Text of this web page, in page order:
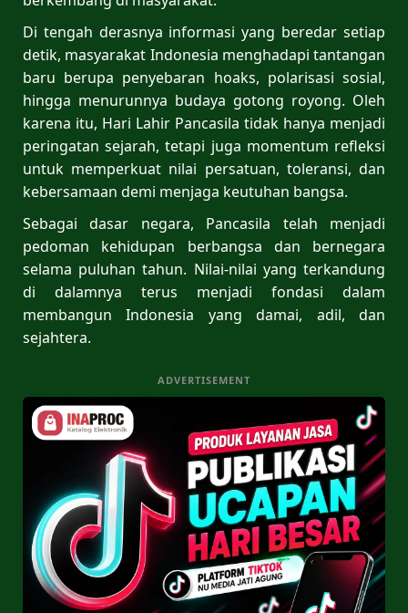
Di tengah derasnya informasi yang beredar setiap
detik, masyarakat Indonesia menghadapi tantangan
baru berupa penyebaran hoaks, polarisasi sosial,
hingga menurunnya budaya gotong royong. Oleh
karena itu, Hari Lahir Pancasila tidak hanya menjadi
peringatan sejarah, tetapi juga momentum refleksi
untuk memperkuat nilai persatuan, toleransi, dan
kebersamaan demi menjaga keutuhan bangsa.
Sebagai dasar negara, Pancasila telah menjadi
pedoman kehidupan berbangsa dan bernegara
selama puluhan tahun. Nilai-nilai yang terkandung
di dalamnya terus menjadi fondasi dalam
membangun Indonesia yang damai, adil, dan
sejahtera.
ADVERTISEMENT